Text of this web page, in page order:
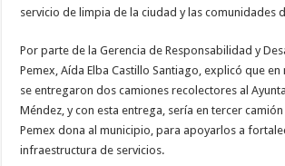
servicio de limpia de la ciudad y las comunidades
Por parte de la Gerencia de Responsabilidad y
Pemex, Aída Elba Castillo Santiago, explicó que
se entregaron dos camiones recolectores al
Méndez, y con esta entrega, sería en tercer
Pemex dona al municipio, para apoyarlos a
infraestructura de servicios.